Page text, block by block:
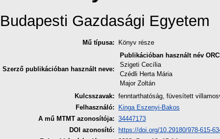
Budapesti Gazdasági Egyetem
Mű típusa: Könyv része
Szerző publikációban használt neve:
Publikációban használt név
Szigeti Cecília
Czédli Herta Mária
Major Zoltán
Kulcsszavak: fenntarthatóság, füvesített
Felhasználó:
Kinga Eszenyi-Bakos
A mű MTMT azonosítója: 34447173
DOI azonosító:
https://doi.org/10.29180/978-615-